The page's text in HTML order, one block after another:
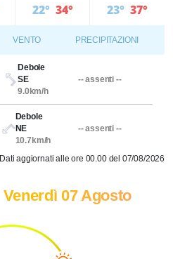
22° 34° 23° 37°
VENTO PRECIPITAZIONI
Debole
SE
9.0km/h
-- assenti --
Debole
NE
10.7km/h
-- assenti --
Dati aggiornati alle ore 00.00 del 07/08/2026
Venerdì 07 Agosto